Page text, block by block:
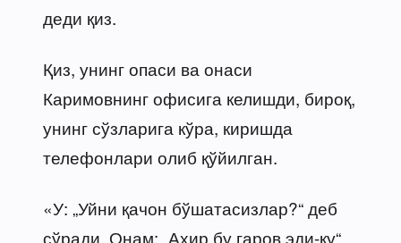
деди қиз.
Қиз, унинг опаси ва онаси
Каримовнинг офисига келишди, бироқ,
унинг сўзларига кўра, киришда
телефонлари олиб қўйилган.
«У: „Уйни қачон бўшатасизлар?“ деб
сўради. Онам: „Ахир бу гаров эди-ку“,